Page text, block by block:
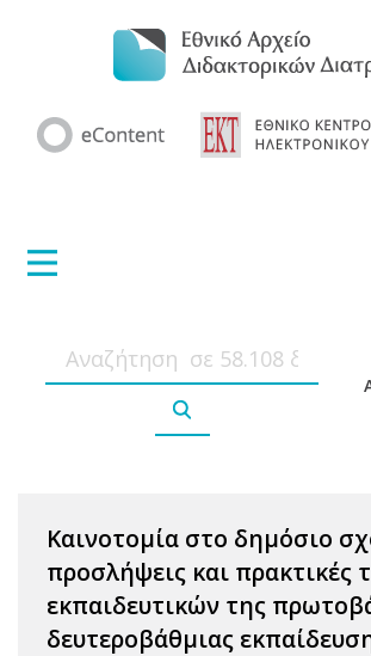
Καινοτομία στο δημόσιο
προσλήψεις και πρακτικές
εκπαιδευτικών της
δευτεροβάθμιας